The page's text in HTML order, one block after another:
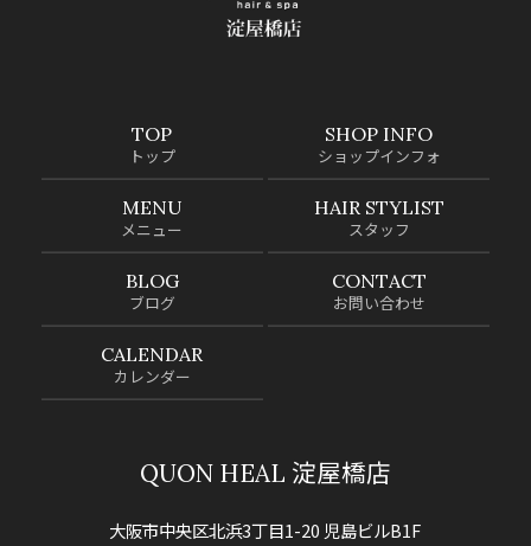
TOP
トップ
SHOP INFO
ショップインフォ
MENU
メニュー
HAIR STYLIST
スタッフ
BLOG
ブログ
CONTACT
お問い合わせ
CALENDAR
カレンダー
QUON HEAL 淀屋橋店
大阪市中央区北浜3丁目1-20 児島ビルB1F